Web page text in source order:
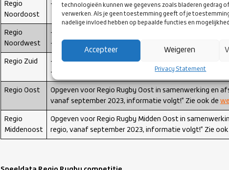
technologieën kunnen we gegevens zoals bladeren gedrag
verwerken. Als je geen toestemming geeft of je
nadelige invloed hebben op bepaalde functies en
Accepteer Weigeren
Privacy Statement
Regio
Noordoost
– Voor meiden en jongens klik hier
Regio
Noordwest
– Voor meiden U16-17-U18
– Voor
jongens U16-17-18
Regio Zuid – Algemeen contactklik hier
–
die meiden en jongens U16-17-U18 willen
Regio Oost
Opgeven voor Regio Rugby Oost in samenwerking en
vanaf september 2023, informatie volgt!” Zie ook de
Regio
Middenoost
Opgeven voor Regio Rugby Midden Oost in
regio, vanaf september 2023, informatie volgt!” Zie ook